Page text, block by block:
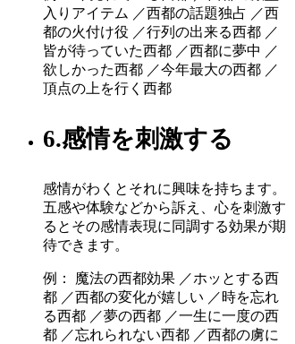
入りアイテム ／西都の話題独占 ／西
都の火付け役 ／行列の出来る西都 ／
皆が待っていた西都 ／西都に夢中 ／
欲しかった西都 ／今年最大の西都 ／
頂点の上を行く西都
6.感情を刺激する
感情がわくとそれに興味を持ちます。
五感や体験などから訴え、心を刺激す
るとその感情表現に同調する効果が期
待できます。
例： 魔法の西都効果 ／ホッとする西
都 ／西都の変化が嬉しい ／時を忘れ
る西都 ／夢の西都 ／一生に一度の西
都 ／忘れられない西都 ／西都の虜に